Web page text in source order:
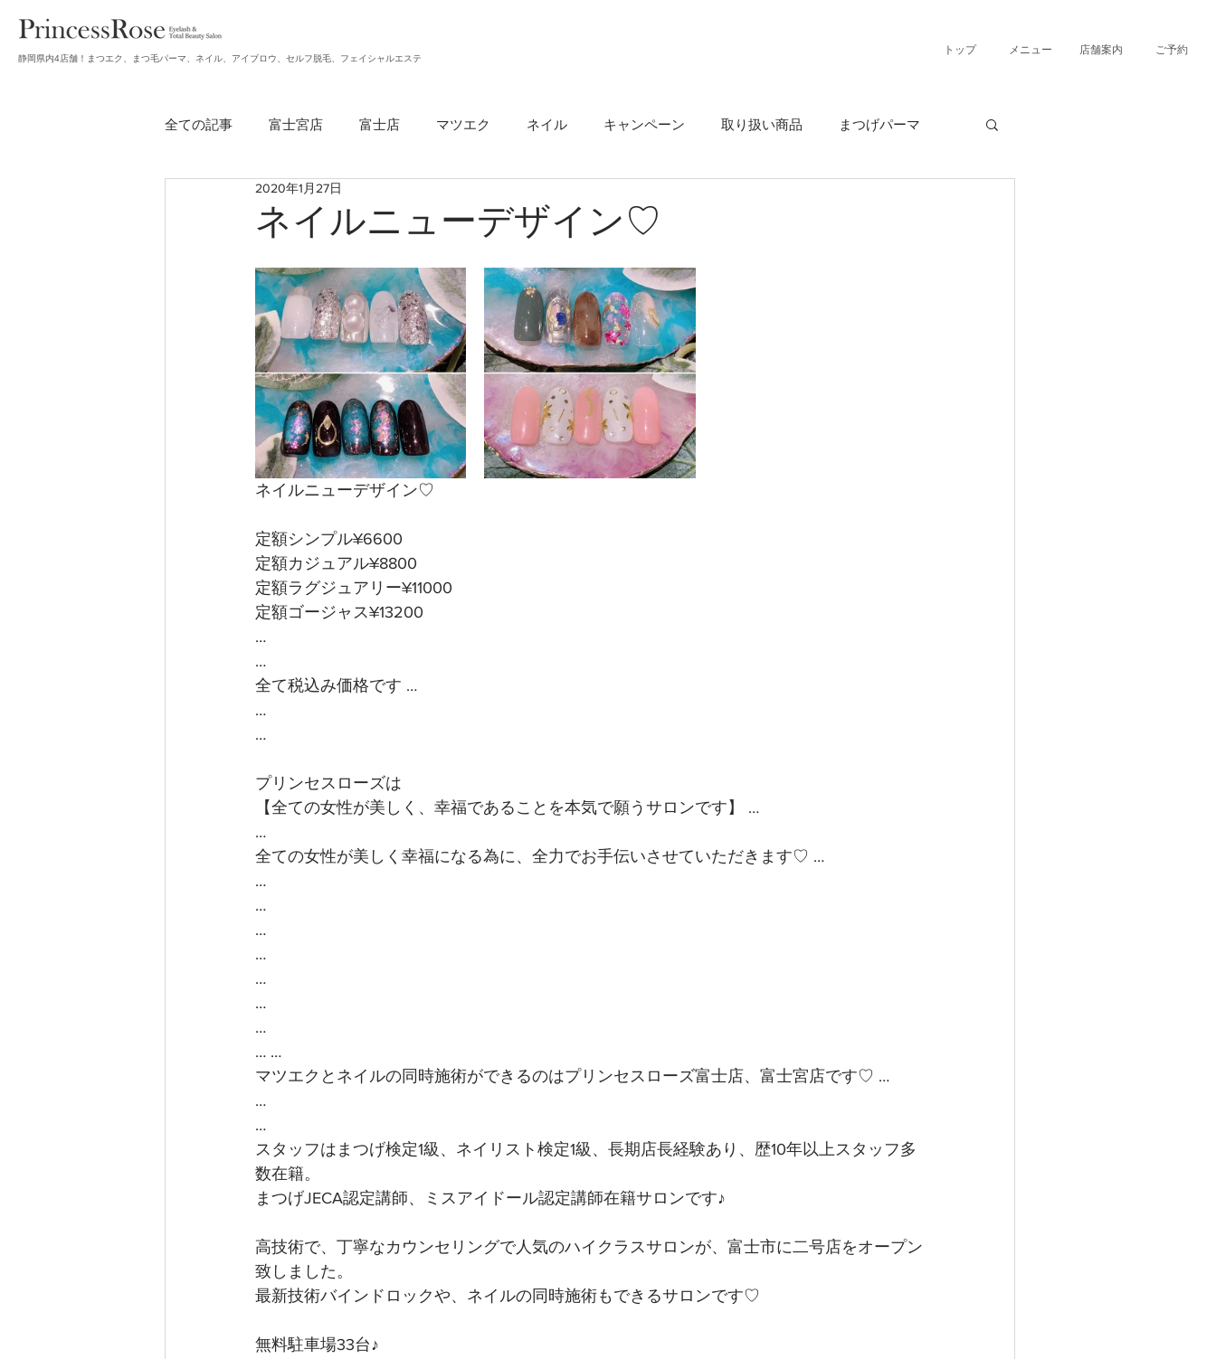
静岡県内4店舗！まつエク、まつ毛パーマ、ネイル、アイブロウ、セルフ脱毛、フェイシャルエステ
トップ メニュー 店舗案内 ご予約
全ての記事 富士宮店 富士店 マツエク ネイル キャンペーン 取り扱い商品 まつげパーマ
無題のカテゴリー
ネイルニューデザイン♡
2020年1月27日
ネイルニューデザイン♡
定額シンプル¥6600
定額カジュアル¥8800
定額ラグジュアリー¥11000
定額ゴージャス¥13200
…
…
全て税込み価格です …
…
…
プリンセスローズは
【全ての女性が美しく、幸福であることを本気で願うサロンです】 …
…
全ての女性が美しく幸福になる為に、全力でお手伝いさせていただきます♡ …
…
…
…
…
…
…
…
… …
マツエクとネイルの同時施術ができるのはプリンセスローズ富士店、富士宮店です♡ …
…
…
スタッフはまつげ検定1級、ネイリスト検定1級、長期店長経験あり、歴10年以上スタッフ多
数在籍。
まつげJECA認定講師、ミスアイドール認定講師在籍サロンです♪
高技術で、丁寧なカウンセリングで人気のハイクラスサロンが、富士市に二号店をオープン
致しました。
最新技術バインドロックや、ネイルの同時施術もできるサロンです♡
無料駐車場33台♪